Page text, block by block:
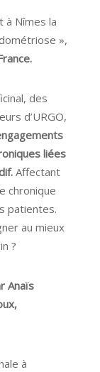
à Nîmes la
»,
des
d’URGO,
liées
Affectant
chronique
patientes.
au mieux
?
Anaïs
à